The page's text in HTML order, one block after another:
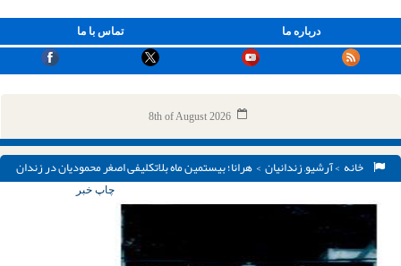
تماس با ما درباره ما
8th of August 2026
خانه >آرشیو,زندانیان> هرانا؛ بیستمین ماه بلاتکلیفی اصغر محمودیان در زندان
چاپ خبر